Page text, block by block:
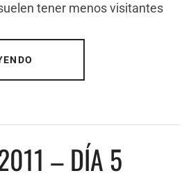
tener menos visitantes
– DÍA 5